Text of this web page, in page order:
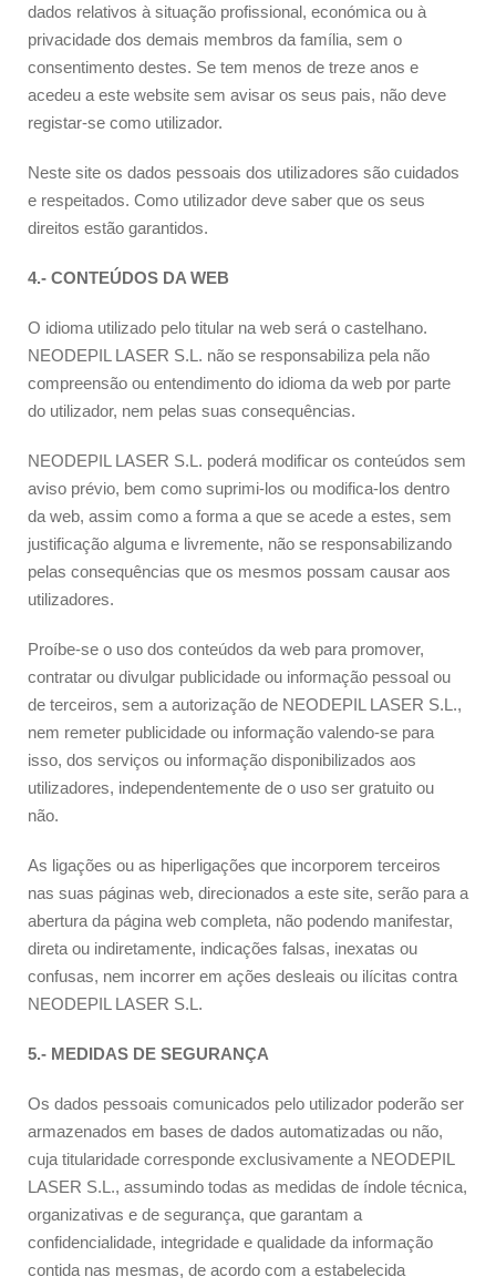
dados relativos à situação profissional, económica ou à
privacidade dos demais membros da família, sem o
consentimento destes. Se tem menos de treze anos e
acedeu a este website sem avisar os seus pais, não deve
registar-se como utilizador.
Neste site os dados pessoais dos utilizadores são cuidados
e respeitados. Como utilizador deve saber que os seus
direitos estão garantidos.
4.- CONTEÚDOS DA WEB
O idioma utilizado pelo titular na web será o castelhano.
NEODEPIL LASER S.L. não se responsabiliza pela não
compreensão ou entendimento do idioma da web por parte
do utilizador, nem pelas suas consequências.
NEODEPIL LASER S.L. poderá modificar os conteúdos sem
aviso prévio, bem como suprimi-los ou modifica-los dentro
da web, assim como a forma a que se acede a estes, sem
justificação alguma e livremente, não se responsabilizando
pelas consequências que os mesmos possam causar aos
utilizadores.
Proíbe-se o uso dos conteúdos da web para promover,
contratar ou divulgar publicidade ou informação pessoal ou
de terceiros, sem a autorização de NEODEPIL LASER S.L.,
nem remeter publicidade ou informação valendo-se para
isso, dos serviços ou informação disponibilizados aos
utilizadores, independentemente de o uso ser gratuito ou
não.
As ligações ou as hiperligações que incorporem terceiros
nas suas páginas web, direcionados a este site, serão para a
abertura da página web completa, não podendo manifestar,
direta ou indiretamente, indicações falsas, inexatas ou
confusas, nem incorrer em ações desleais ou ilícitas contra
NEODEPIL LASER S.L.
5.- MEDIDAS DE SEGURANÇA
Os dados pessoais comunicados pelo utilizador poderão ser
armazenados em bases de dados automatizadas ou não,
cuja titularidade corresponde exclusivamente a NEODEPIL
LASER S.L., assumindo todas as medidas de índole técnica,
organizativas e de segurança, que garantam a
confidencialidade, integridade e qualidade da informação
contida nas mesmas, de acordo com a estabelecida